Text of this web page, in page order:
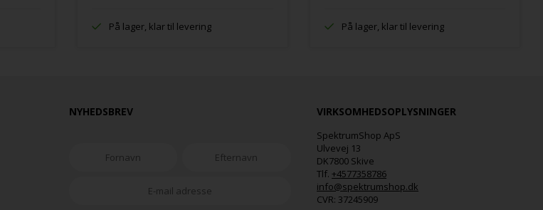
På lager, klar til levering På lager, klar til levering
NYHEDSBREV VIRKSOMHEDSOPLYSNINGER
SpektrumShop ApS
Ulvevej 13
DK7800 Skive
Tlf.+4577358786
info@spektrumshop.dk
CVR: 37245909